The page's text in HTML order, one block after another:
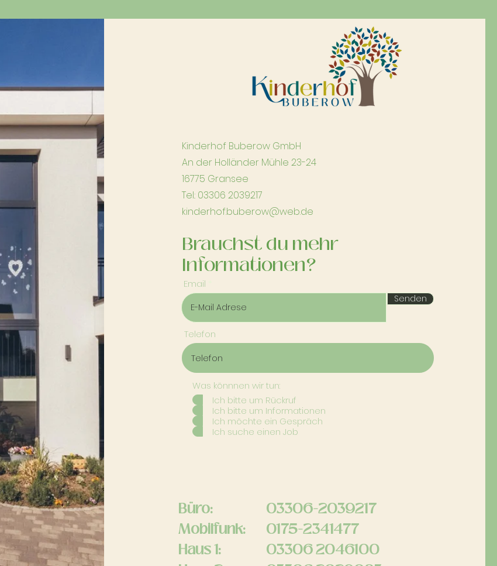
Kinderhof Buberow GmbH
An der Holländer Mühle 23-24
16775 Gransee
Tel.: 03306 2039217
kinderhof.buberow@web.de
Brauchst du mehr
Informationen?
Email
Senden
Telefon
Was könnnen wir tun:
Ich bitte um Rückruf
Ich bitte um Informationen
Ich möchte ein Gespräch
Ich suche einen Job
Büro:
Mobilfunk:
Haus 1:
03306-2039217
0175-2341477
03306 2046100